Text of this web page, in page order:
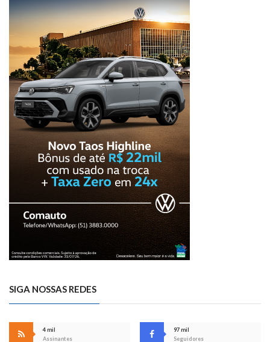
SIGA NOSSAS REDES
4 mil
Assinantes
97 mil
Seguidores